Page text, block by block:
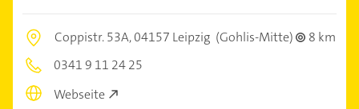
Coppistr. 53A,04157 Leipzig (Gohlis-Mitte)
8 km
0341 9 11 24 25
Webseite